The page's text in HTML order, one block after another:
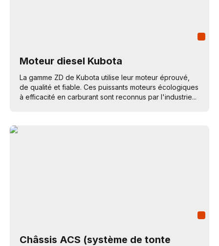
Moteur diesel Kubota
La gamme ZD de Kubota utilise leur moteur éprouvé,
de qualité et fiable. Ces puissants moteurs écologiques
à efficacité en carburant sont reconnus par l'industrie...
Châssis ACS (système de tonte